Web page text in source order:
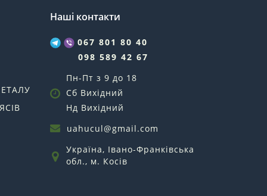
Наші контакти
067 801 80 40
098 589 42 67
Пн-Пт з 9 до 18
Сб Вихідний
Нд Вихідний
uahucul@gmail.com
Україна, Івано-Франківська
обл., м. Косів